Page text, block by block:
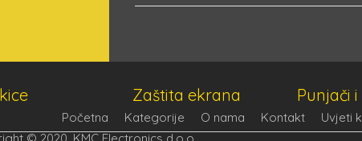
Zaštita ekrana Punjači
Početna Kategorije O nama Kontakt Uvjeti